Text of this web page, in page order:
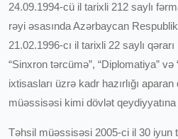
24.09.1994-cü il tarixli 212 saylı
rəyi əsasında Azərbaycan
21.02.1996-cı il tarixli 22 saylı
“Sinxron tərcümə”, “Diplomatiya” və
ixtisasları üzrə kadr hazırlığı
müəssisəsi kimi dövlət qeydiyyatına
Təhsil müəssisəsi 2005-ci il 30 iyun